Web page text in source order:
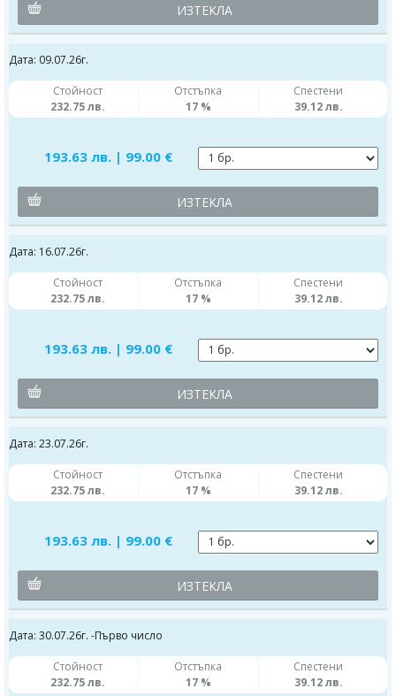
ИЗТЕКЛА
Дата: 09.07.26г.
Стойност
232.75 лв.
Отстъпка
17 %
Спестени
39.12 лв.
193.63 лв. | 99.00 €
ИЗТЕКЛА
Дата: 16.07.26г.
Стойност
232.75 лв.
Отстъпка
17 %
Спестени
39.12 лв.
193.63 лв. | 99.00 €
ИЗТЕКЛА
Дата: 23.07.26г.
Стойност
232.75 лв.
Отстъпка
17 %
Спестени
39.12 лв.
193.63 лв. | 99.00 €
ИЗТЕКЛА
Дата: 30.07.26г. -Първо число
Стойност
232.75 лв.
Отстъпка
17 %
Спестени
39.12 лв.